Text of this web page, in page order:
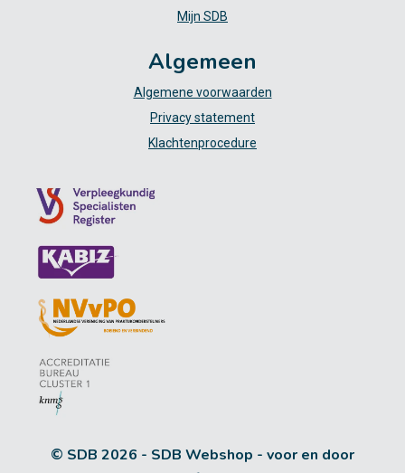
Mijn SDB
Algemeen
Algemene voorwaarden
Privacy statement
Klachtenprocedure
© SDB 2026 - SDB Webshop - voor en door